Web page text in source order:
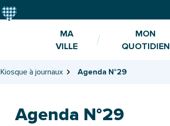
MA
VILLE
MON
QUOTIDIEN
Kiosque à journaux Agenda N°29
Agenda N°29